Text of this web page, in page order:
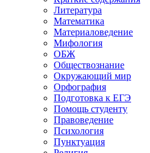
Литература
Математика
Материаловедение
Мифология
ОБЖ
Обществознание
Окружающий мир
Орфография
Подготовка к ЕГЭ
Помощь студенту
Правоведение
Психология
Пунктуация